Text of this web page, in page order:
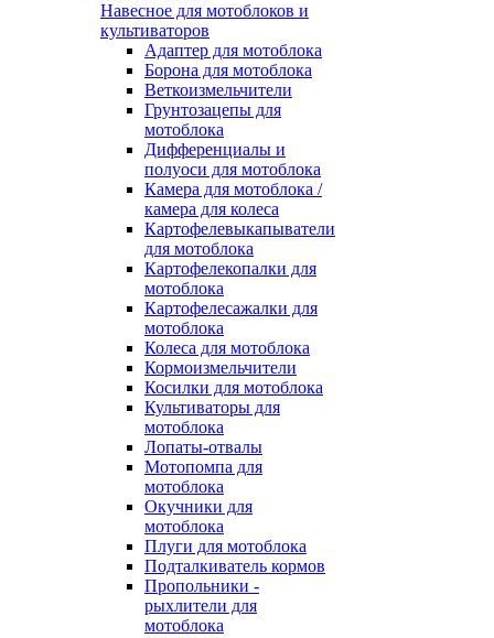
Навесное для мотоблоков и
культиваторов
Адаптер для мотоблока
Борона для мотоблока
Веткоизмельчители
Грунтозацепы для
мотоблока
Дифференциалы и
полуоси для мотоблока
Камера для мотоблока /
камера для колеса
Картофелевыкапыватели
для мотоблока
Картофелекопалки для
мотоблока
Картофелесажалки для
мотоблока
Колеса для мотоблока
Кормоизмельчители
Косилки для мотоблока
Культиваторы для
мотоблока
Лопаты-отвалы
Мотопомпа для
мотоблока
Окучники для
мотоблока
Плуги для мотоблока
Подталкиватель кормов
Пропольники -
рыхлители для
мотоблока